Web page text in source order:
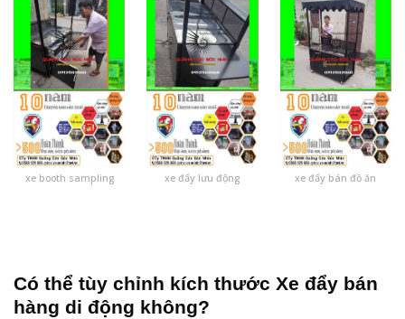
xe booth sampling xe đẩy lưu động xe đẩy bán đồ ăn
Có thể tùy chỉnh kích thước Xe đẩy bán
hàng di động không?